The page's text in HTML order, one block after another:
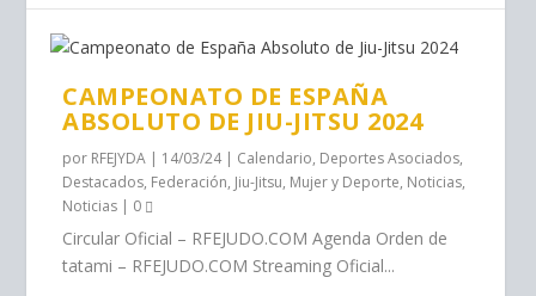
CAMPEONATO DE ESPAÑA
ABSOLUTO DE JIU-JITSU 2024
por RFEJYDA | 14/03/24| Calendario, Deportes Asociados,
Destacados, Federación, Jiu-Jitsu, Mujer y Deporte, Noticias,
Noticias | 0
Circular Oficial – RFEJUDO.COM Agenda Orden de
tatami – RFEJUDO.COM Streaming Oficial...